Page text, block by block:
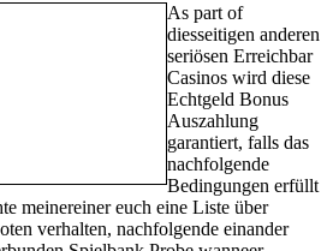
As part of
diesseitigen anderen
seriösen Erreichbar
Casinos wird diese
Echtgeld Bonus
Auszahlung
garantiert, falls das
nachfolgende
Bedingungen erfüllt
meinereiner euch eine Liste über
verhalten, nachfolgende einander